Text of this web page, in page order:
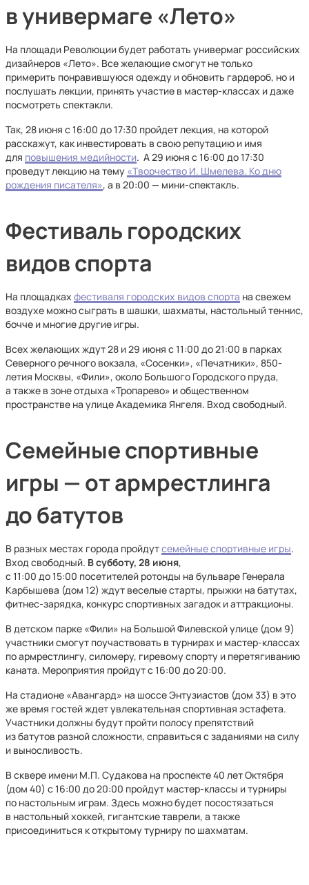
в универмаге «Лето»
На площади Революции будет работать универмаг российских
дизайнеров «Лето». Все желающие смогут не только
примерить понравившуюся одежду и обновить гардероб, но и
послушать лекции, принять участие в мастер-классах и даже
посмотреть спектакли.
Так, 28 июня с 16:00 до 17:30 пройдет лекция, на которой
расскажут, как инвестировать в свою репутацию и имя
для повышения медийности. А 29 июня с 16:00 до 17:30
проведут лекцию на тему «Творчество И. Шмелева. Ко дню
рождения писателя», а в 20:00 — мини-спектакль.
Фестиваль городских
видов спорта
На площадках фестиваля городских видов спорта на свежем
воздухе можно сыграть в шашки, шахматы, настольный теннис,
бочче и многие другие игры.
Всех желающих ждут 28 и 29 июня с 11:00 до 21:00 в парках
Северного речного вокзала, «Сосенки», «Печатники», 850-
летия Москвы, «Фили», около Большого Городского пруда,
а также в зоне отдыха «Тропарево» и общественном
пространстве на улице Академика Янгеля. Вход свободный.
Семейные спортивные
игры — от армрестлинга
до батутов
В разных местах города пройдутсемейные спортивные игры.
Вход свободный. В субботу, 28 июня,
с 11:00 до 15:00 посетителей ротонды на бульваре Генерала
Карбышева (дом 12) ждут веселые старты, прыжки на батутах,
фитнес-зарядка, конкурс спортивных загадок и аттракционы.
В детском парке «Фили» на Большой Филевской улице (дом 9)
участники смогут поучаствовать в турнирах и мастер-классах
по армрестлингу, силомеру, гиревому спорту и перетягиванию
каната. Мероприятия пройдут с 16:00 до 20:00.
На стадионе «Авангард» на шоссе Энтузиастов (дом 33) в это
же время гостей ждет увлекательная спортивная эстафета.
Участники должны будут пройти полосу препятствий
из батутов разной сложности, справиться с заданиями на силу
и выносливость.
В сквере имени М.П. Судакова на проспекте 40 лет Октября
(дом 40) с 16:00 до 20:00 пройдут мастер-классы и турниры
по настольным играм. Здесь можно будет посостязаться
в настольный хоккей, гигантские таврели, а также
присоединиться к открытому турниру по шахматам.